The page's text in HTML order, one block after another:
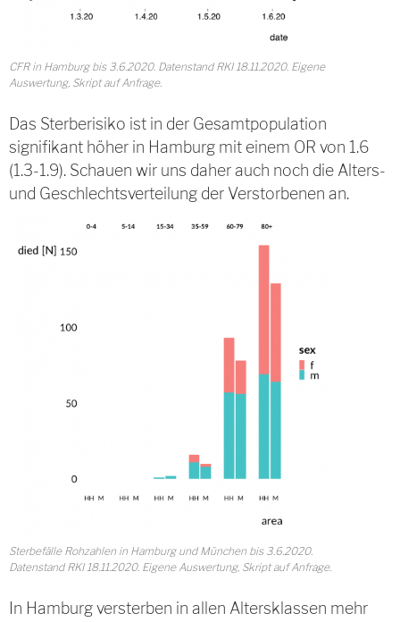
CFR in Hamburg bis 3.6.2020. Datenstand RKI 18.11.2020. Eigene
Auswertung, Skript auf Anfrage.
Das Sterberisiko ist in der Gesamtpopulation
signifikant höher in Hamburg mit einem OR von 1.6
(1.3-1.9). Schauen wir uns daher auch noch die Alters-
und Geschlechtsverteilung der Verstorbenen an.
Sterbefälle Rohzahlen in Hamburg und München bis 3.6.2020.
Datenstand RKI 18.11.2020. Eigene Auswertung, Skript auf Anfrage.
In Hamburg versterben in allen Altersklassen mehr